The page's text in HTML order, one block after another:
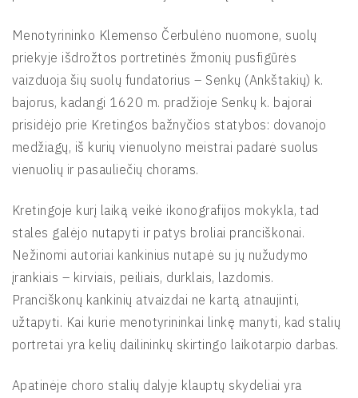
Menotyrininko Klemenso Čerbulėno nuomone, suolų
priekyje išdrožtos portretinės žmonių pusfigūrės
vaizduoja šių suolų fundatorius – Senkų (Ankštakių) k.
bajorus, kadangi 1620 m. pradžioje Senkų k. bajorai
prisidėjo prie Kretingos bažnyčios statybos: dovanojo
medžiagų, iš kurių vienuolyno meistrai padarė suolus
vienuolių ir pasauliečių chorams.
Kretingoje kurį laiką veikė ikonografijos mokykla, tad
stales galėjo nutapyti ir patys broliai pranciškonai.
Nežinomi autoriai kankinius nutapė su jų nužudymo
įrankiais – kirviais, peiliais, durklais, lazdomis.
Pranciškonų kankinių atvaizdai ne kartą atnaujinti,
užtapyti. Kai kurie menotyrininkai linkę manyti, kad stalių
portretai yra kelių dailininkų skirtingo laikotarpio darbas.
Apatinėje choro stalių dalyje klauptų skydeliai yra